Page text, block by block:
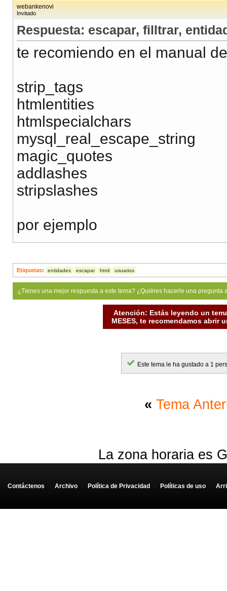
webankenovi
Invitado
Respuesta: escapar, filltrar,
te recomiendo en el manual
strip_tags
htmlentities
htmlspecialchars
mysql_real_escape_string
magic_quotes
addlashes
stripslashes
por ejemplo
Etiquetas: entidades escapar html usuarios
¿Tienes una mejor respuesta a este tema? ¿Quiéres hacerle una
Atención: Estás leyendo un
MESES, te recomendamos abrir
Este tema le ha gustado a 1
« Tema
La zona horaria es
Contáctenos - Archivo - Política de Privacidad - Políticas de uso -